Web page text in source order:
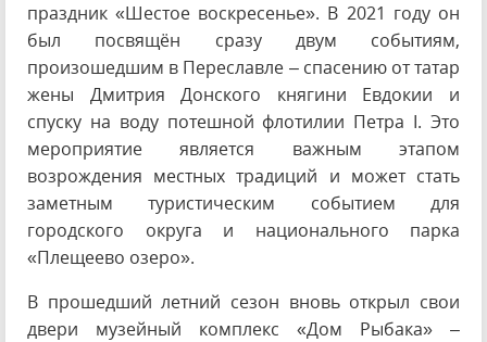
праздник «Шестое воскресенье». В 2021 году он
был посвящён сразу двум событиям,
произошедшим в Переславле – спасению от татар
жены Дмитрия Донского княгини Евдокии и
спуску на воду потешной флотилии Петра I. Это
мероприятие является важным этапом
возрождения местных традиций и может стать
заметным туристическим событием для
городского округа и национального парка
«Плещеево озеро».
В прошедший летний сезон вновь открыл свои
двери музейный комплекс «Дом Рыбака» –